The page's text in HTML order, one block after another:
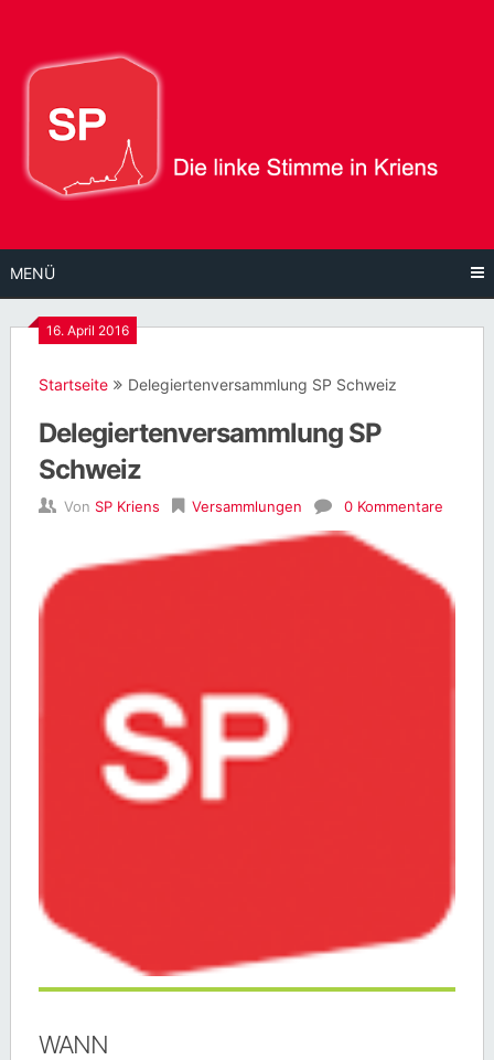
Inhalt
MENÜ
16. April 2016
Startseite Delegiertenversammlung SP Schweiz
Delegiertenversammlung SP
Schweiz
Von SP Kriens Versammlungen 0 Kommentare
WANN